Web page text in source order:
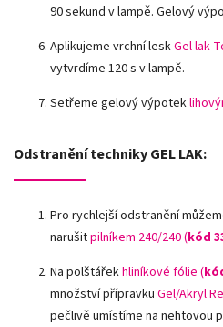
90 sekund v lampě. Gelový
Aplikujeme vrchní leskGel lak
vytvrdíme 120 s v lampě.
Setřeme gelový výpotek
Odstranění techniky GEL LAK:
Pro rychlejší odstranění
narušitpilníkem 240/240 (kód
Na polštářekhliníkové fólie (
množství přípravku Gel/Akryl
pečlivě umístíme na nehtovou